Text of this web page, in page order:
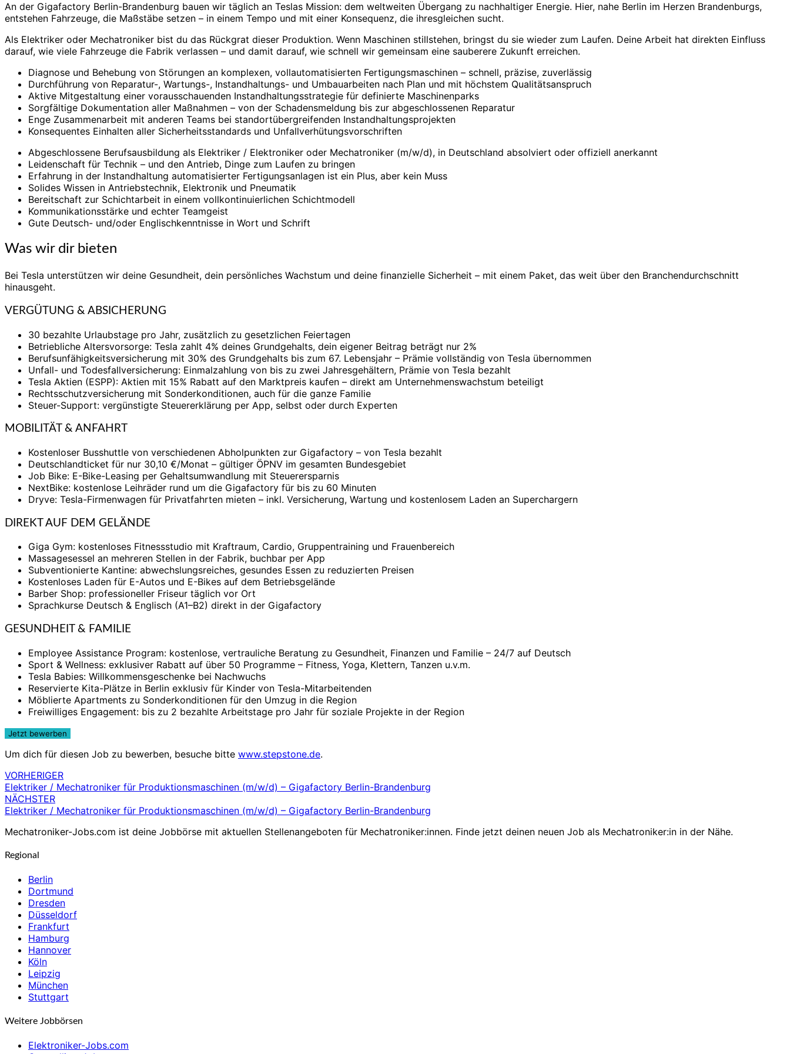
An der Gigafactory Berlin-Brandenburg bauen wir täglich an Teslas Mission: dem weltweiten Übergang zu nachhaltiger Energie. Hier, nahe Berlin im Herzen Brandenburgs,
entstehen Fahrzeuge, die Maßstäbe setzen – in einem Tempo und mit einer Konsequenz, die ihresgleichen sucht.
Als Elektriker oder Mechatroniker bist du das Rückgrat dieser Produktion. Wenn Maschinen stillstehen, bringst du sie wieder zum Laufen. Deine Arbeit hat direkten Einfluss
darauf, wie viele Fahrzeuge die Fabrik verlassen – und damit darauf, wie schnell wir gemeinsam eine sauberere Zukunft erreichen.
Diagnose und Behebung von Störungen an komplexen, vollautomatisierten Fertigungsmaschinen – schnell, präzise, zuverlässig
Durchführung von Reparatur-, Wartungs-, Instandhaltungs- und Umbauarbeiten nach Plan und mit höchstem Qualitätsanspruch
Aktive Mitgestaltung einer vorausschauenden Instandhaltungsstrategie für definierte Maschinenparks
Sorgfältige Dokumentation aller Maßnahmen – von der Schadensmeldung bis zur abgeschlossenen Reparatur
Enge Zusammenarbeit mit anderen Teams bei standortübergreifenden Instandhaltungsprojekten
Konsequentes Einhalten aller Sicherheitsstandards und Unfallverhütungsvorschriften
Abgeschlossene Berufsausbildung als Elektriker / Elektroniker oder Mechatroniker (m/w/d), in Deutschland absolviert oder offiziell anerkannt
Leidenschaft für Technik – und den Antrieb, Dinge zum Laufen zu bringen
Erfahrung in der Instandhaltung automatisierter Fertigungsanlagen ist ein Plus, aber kein Muss
Solides Wissen in Antriebstechnik, Elektronik und Pneumatik
Bereitschaft zur Schichtarbeit in einem vollkontinuierlichen Schichtmodell
Kommunikationsstärke und echter Teamgeist
Gute Deutsch- und/oder Englischkenntnisse in Wort und Schrift
Was wir dir bieten
Bei Tesla unterstützen wir deine Gesundheit, dein persönliches Wachstum und deine finanzielle Sicherheit – mit einem Paket, das weit über den Branchendurchschnitt
hinausgeht.
VERGÜTUNG & ABSICHERUNG
30 bezahlte Urlaubstage pro Jahr, zusätzlich zu gesetzlichen Feiertagen
Betriebliche Altersvorsorge: Tesla zahlt 4% deines Grundgehalts, dein eigener Beitrag beträgt nur 2%
Berufsunfähigkeitsversicherung mit 30% des Grundgehalts bis zum 67. Lebensjahr – Prämie vollständig von Tesla übernommen
Unfall- und Todesfallversicherung: Einmalzahlung von bis zu zwei Jahresgehältern, Prämie von Tesla bezahlt
Tesla Aktien (ESPP): Aktien mit 15% Rabatt auf den Marktpreis kaufen – direkt am Unternehmenswachstum beteiligt
Rechtsschutzversicherung mit Sonderkonditionen, auch für die ganze Familie
Steuer-Support: vergünstigte Steuererklärung per App, selbst oder durch Experten
MOBILITÄT & ANFAHRT
Kostenloser Busshuttle von verschiedenen Abholpunkten zur Gigafactory – von Tesla bezahlt
Deutschlandticket für nur 30,10 €/Monat – gültiger ÖPNV im gesamten Bundesgebiet
Job Bike: E-Bike-Leasing per Gehaltsumwandlung mit Steuerersparnis
NextBike: kostenlose Leihräder rund um die Gigafactory für bis zu 60 Minuten
Dryve: Tesla-Firmenwagen für Privatfahrten mieten – inkl. Versicherung, Wartung und kostenlosem Laden an Superchargern
DIREKT AUF DEM GELÄNDE
Giga Gym: kostenloses Fitnessstudio mit Kraftraum, Cardio, Gruppentraining und Frauenbereich
Massagesessel an mehreren Stellen in der Fabrik, buchbar per App
Subventionierte Kantine: abwechslungsreiches, gesundes Essen zu reduzierten Preisen
Kostenloses Laden für E-Autos und E-Bikes auf dem Betriebsgelände
Barber Shop: professioneller Friseur täglich vor Ort
Sprachkurse Deutsch & Englisch (A1–B2) direkt in der Gigafactory
GESUNDHEIT & FAMILIE
Employee Assistance Program: kostenlose, vertrauliche Beratung zu Gesundheit, Finanzen und Familie – 24/7 auf Deutsch
Sport & Wellness: exklusiver Rabatt auf über 50 Programme – Fitness, Yoga, Klettern, Tanzen u.v.m.
Tesla Babies: Willkommensgeschenke bei Nachwuchs
Reservierte Kita-Plätze in Berlin exklusiv für Kinder von Tesla-Mitarbeitenden
Möblierte Apartments zu Sonderkonditionen für den Umzug in die Region
Freiwilliges Engagement: bis zu 2 bezahlte Arbeitstage pro Jahr für soziale Projekte in der Region
Um dich für diesen Job zu bewerben, besuche bitte www.stepstone.de.
Beitragsnavigation
VORHERIGER
Elektriker / Mechatroniker für Produktionsmaschinen (m/w/d) – Gigafactory Berlin-Brandenburg
NÄCHSTER
Elektriker / Mechatroniker für Produktionsmaschinen (m/w/d) – Gigafactory Berlin-Brandenburg
Mechatroniker-Jobs.com ist deine Jobbörse mit aktuellen Stellenangeboten für Mechatroniker:innen. Finde jetzt deinen neuen Job als Mechatroniker:in in der Nähe.
Regional
Berlin
Dortmund
Dresden
Düsseldorf
Frankfurt
Hamburg
Hannover
Köln
Leipzig
München
Stuttgart
Weitere Jobbörsen
Elektroniker-Jobs.com